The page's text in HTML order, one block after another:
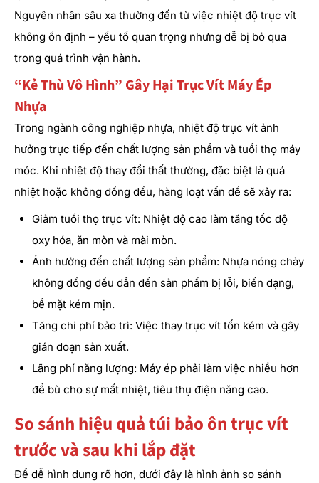
Nguyên nhân sâu xa thường đến từ việc nhiệt độ trục vít
không ổn định – yếu tố quan trọng nhưng dễ bị bỏ qua
trong quá trình vận hành.
“Kẻ Thù Vô Hình” Gây Hại Trục Vít Máy Ép
Nhựa
Trong ngành công nghiệp nhựa, nhiệt độ trục vít ảnh
hưởng trực tiếp đến chất lượng sản phẩm và tuổi thọ máy
móc. Khi nhiệt độ thay đổi thất thường, đặc biệt là quá
nhiệt hoặc không đồng đều, hàng loạt vấn đề sẽ xảy ra:
Giảm tuổi thọ trục vít: Nhiệt độ cao làm tăng tốc độ
oxy hóa, ăn mòn và mài mòn.
Ảnh hưởng đến chất lượng sản phẩm: Nhựa nóng chảy
không đồng đều dẫn đến sản phẩm bị lỗi, biến dạng,
bề mặt kém mịn.
Tăng chi phí bảo trì: Việc thay trục vít tốn kém và gây
gián đoạn sản xuất.
Lãng phí năng lượng: Máy ép phải làm việc nhiều hơn
để bù cho sự mất nhiệt, tiêu thụ điện năng cao.
So sánh hiệu quả túi bảo ôn trục vít
trước và sau khi lắp đặt
Để dễ hình dung rõ hơn, dưới đây là hình ảnh so sánh